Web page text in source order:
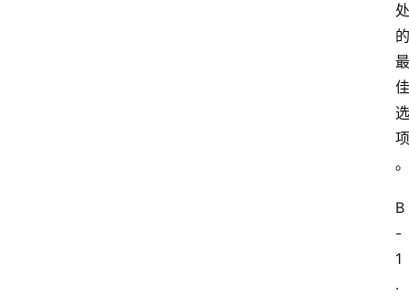
处
的
最
佳
选
项
。
B
-
1
.